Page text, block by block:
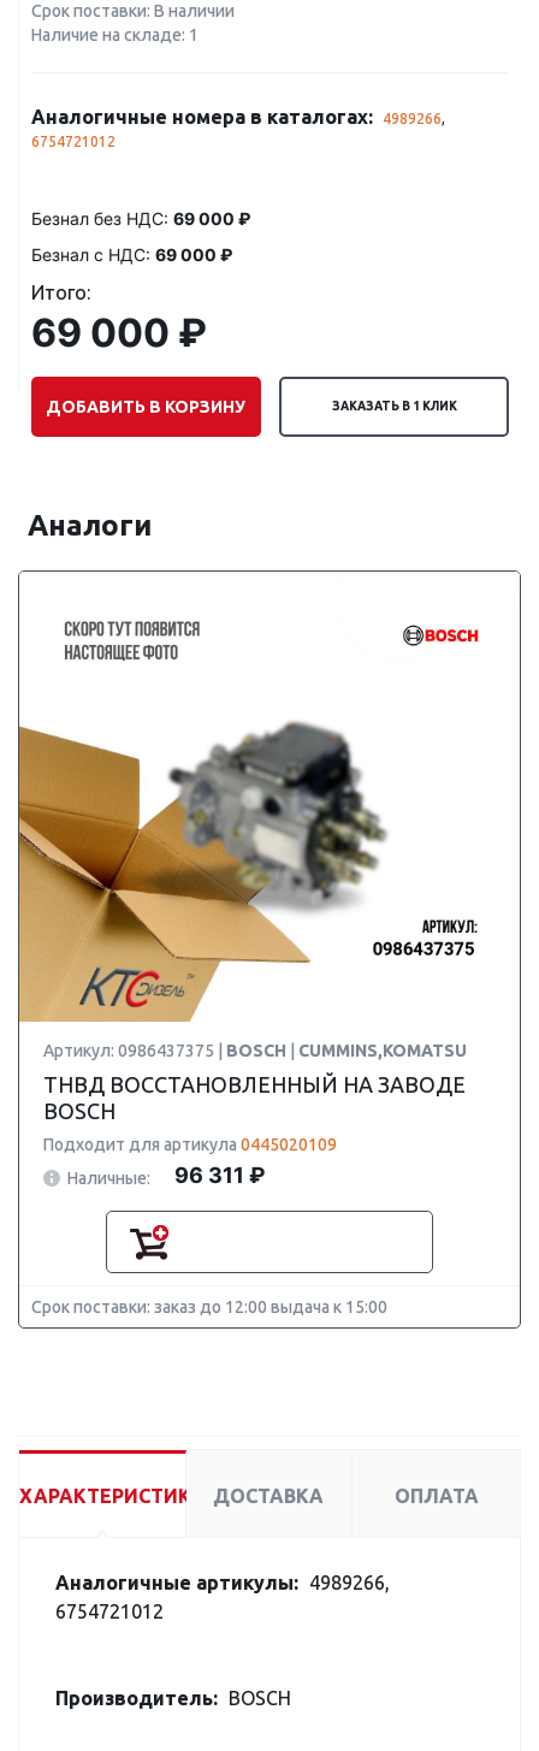
Срок поставки: В наличии
Наличие на складе: 1
Аналогичные номера в каталогах: 4989266,
6754721012
Безнал без НДС: 69 000 ₽
Безнал с НДС: 69 000 ₽
Итого:
69 000 ₽
ДОБАВИТЬ В КОРЗИНУ ЗАКАЗАТЬ В 1 КЛИК
Аналоги
Артикул: 0986437375 | BOSCH CUMMINS,KOMATSU
ТНВД ВОССТАНОВЛЕННЫЙ НА ЗАВОДЕ
BOSCH
Подходит для артикула 0445020109
Наличные:
96 311 ₽
Срок поставки: заказ до 12:00 выдача к 15:00
ХАРАКТЕРИСТИКИ ДОСТАВКА ОПЛАТА
Аналогичные артикулы: 4989266,
6754721012
Производитель: BOSCH